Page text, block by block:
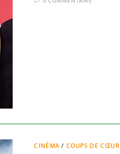
CINÉMA / COUPS DE CŒUR